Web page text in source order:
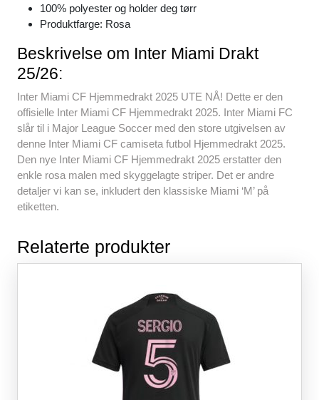
100% polyester og holder deg tørr
Produktfarge: Rosa
Beskrivelse om Inter Miami Drakt
25/26:
Inter Miami CF Hjemmedrakt 2025 UTE NÅ! Dette er den
offisielle Inter Miami CF Hjemmedrakt 2025. Inter Miami FC
slår til i Major League Soccer med den store utgivelsen av
denne Inter Miami CF camiseta futbol Hjemmedrakt 2025.
Den nye Inter Miami CF Hjemmedrakt 2025 erstatter den
enkle rosa malen med skyggelagte striper. Det er andre
detaljer vi kan se, inkludert den klassiske Miami ‘M’ på
etiketten.
Relaterte produkter